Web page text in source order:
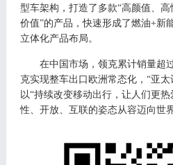
型车架构，打造了多款“高颜值、
价值”的产品，快速形成了燃油+新
立体化产品布局。
在中国市场，领克累计销量超
克实现整车出口欧洲常态化， “亚太
以“持续改变移动出行，让人们更
性、开放、互联的姿态从容迈向世